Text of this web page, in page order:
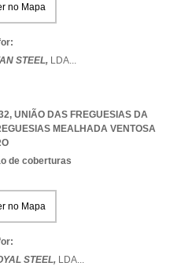
no Mapa
STEEL, LDA...
UNIÃO DAS FREGUESIAS DA
MEALHADA VENTOSA
de coberturas
no Mapa
STEEL, LDA...